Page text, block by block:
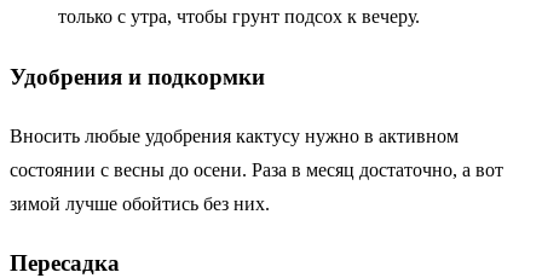
только с утра, чтобы грунт подсох к вечеру.
Удобрения и подкормки
Вносить любые удобрения кактусу нужно в активном
состоянии с весны до осени. Раза в месяц достаточно, а вот
зимой лучше обойтись без них.
Пересадка